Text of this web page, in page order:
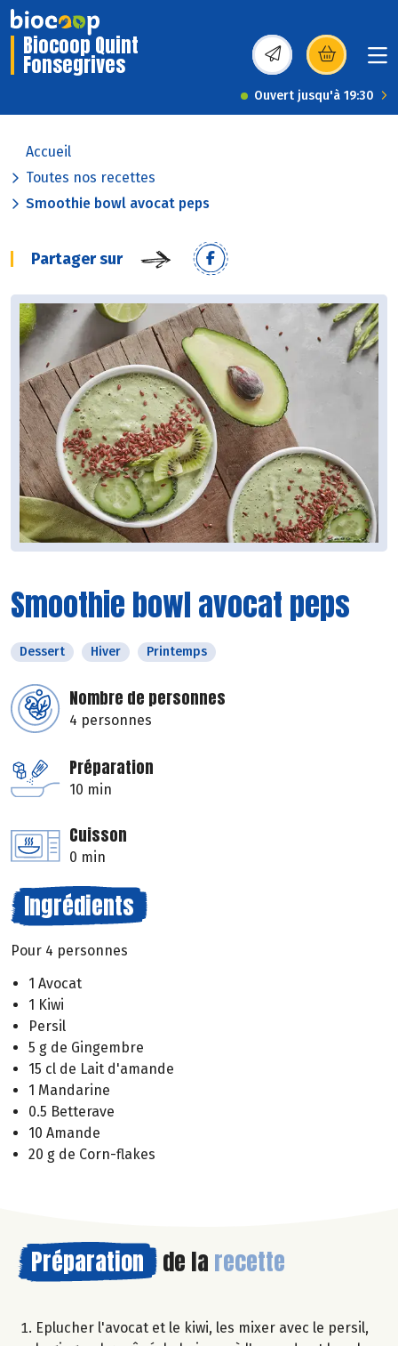
Biocoop Quint
Fonsegrives (s’ouvre dans une
Ouvert jusqu'à 19:30
Accueil
Toutes nos recettes
Smoothie bowl avocat peps
Partager sur
Smoothie bowl avocat peps
Dessert Hiver Printemps
Nombre de personnes
4 personnes
Préparation
10 min
Cuisson
0 min
Ingrédients
Pour 4 personnes
1 Avocat
1 Kiwi
Persil
5 g de Gingembre
15 cl de Lait d'amande
1 Mandarine
0.5 Betterave
10 Amande
20 g de Corn-flakes
Préparation de la recette
Eplucher l'avocat et le kiwi, les mixer avec le persil,